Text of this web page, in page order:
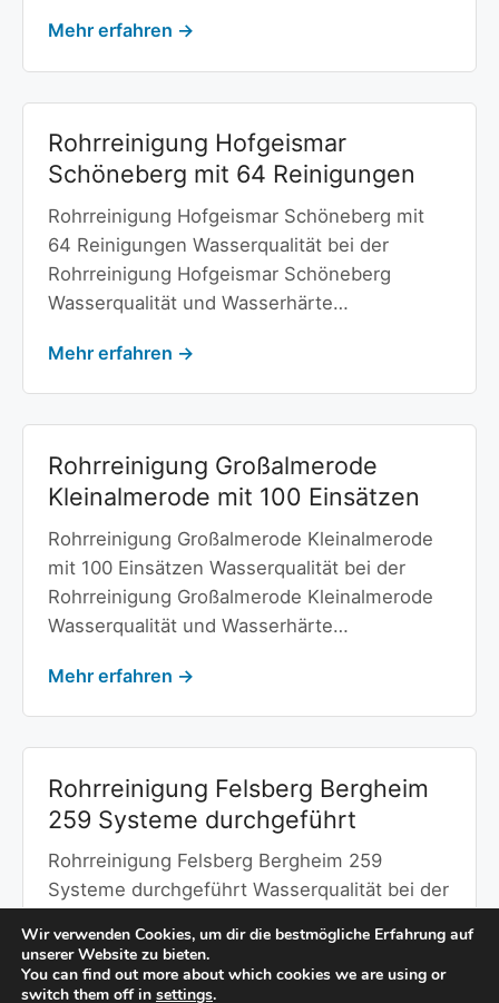
Mehr erfahren →
Rohrreinigung Hofgeismar
Schöneberg mit 64 Reinigungen
Rohrreinigung Hofgeismar Schöneberg mit
64 Reinigungen Wasserqualität bei der
Rohrreinigung Hofgeismar Schöneberg
Wasserqualität und Wasserhärte…
Mehr erfahren →
Rohrreinigung Großalmerode
Kleinalmerode mit 100 Einsätzen
Rohrreinigung Großalmerode Kleinalmerode
mit 100 Einsätzen Wasserqualität bei der
Rohrreinigung Großalmerode Kleinalmerode
Wasserqualität und Wasserhärte…
Mehr erfahren →
Rohrreinigung Felsberg Bergheim
259 Systeme durchgeführt
Rohrreinigung Felsberg Bergheim 259
Systeme durchgeführt Wasserqualität bei der
Wasserqualität und Wasserhärte…
Mehr erfahren →
Wir verwenden Cookies, um dir die bestmögliche Erfahrung auf
unserer Website zu bieten.
You can find out more about which cookies we are using or
switch them off in settings.